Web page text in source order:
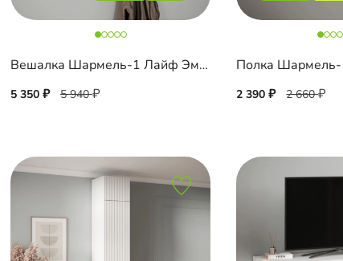
Вешалка Шармель-1 Лайф Эмаль
5 350 5 940 2 390 2 660